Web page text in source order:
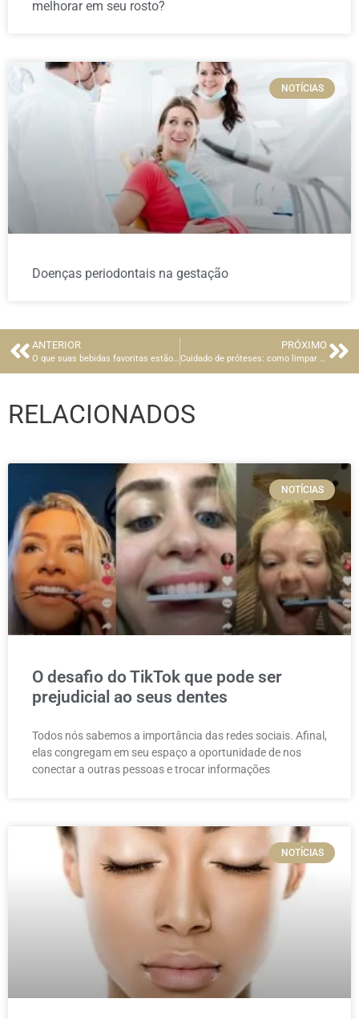
melhorar em seu rosto?
NOTÍCIAS
Doenças periodontais na gestação
ANTERIOR
O que suas bebidas favoritas estão fazendo com seus dentes
PRÓXIMO
Cuidado de próteses: como limpar e guardar
RELACIONADOS
NOTÍCIAS
O desafio do TikTok que pode ser
prejudicial ao seus dentes
Todos nós sabemos a importância das redes sociais. Afinal,
elas congregam em seu espaço a oportunidade de nos
conectar a outras pessoas e trocar informações
NOTÍCIAS